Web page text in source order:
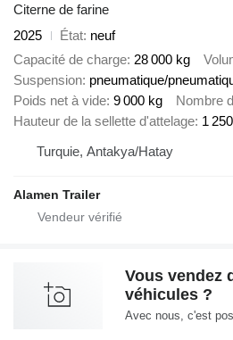
Citerne de farine
2025
État neuf
Capacité de charge 28 000 kg
Suspension pneumatique/
Poids net à vide 9 000 kg Nombre
Hauteur de la sellette d'attelage 1
Turquie, Antakya/Hatay
Alamen Trailer
Vous vendez
véhicules ?
Avec nous, c'est